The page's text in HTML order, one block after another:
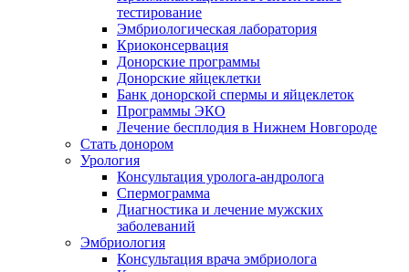
тестирование
Эмбриологическая лаборатория
Криоконсервация
Донорские программы
Донорские яйцеклетки
Банк донорской спермы и яйцеклеток
Программы ЭКО
Лечение бесплодия в Нижнем Новгороде
Стать донором
Урология
Консультация уролога-андролога
Спермограмма
Диагностика и лечение мужских
заболеваний
Эмбриология
Консультация врача эмбриолога